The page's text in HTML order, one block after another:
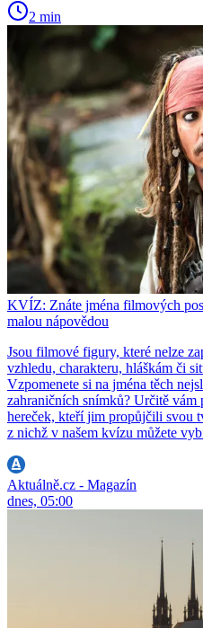
2 min
KVÍZ: Znáte jména filmových
malou nápovědou
Jsou filmové figury, které nelze
vzhledu, charakteru, hláškám či
Vzpomenete si na jména těch
zahraničních snímků? Určitě vám
hereček, kteří jim propůjčili svou
z nichž v našem kvízu můžete
Aktuálně.cz - Magazín
dnes, 05:00